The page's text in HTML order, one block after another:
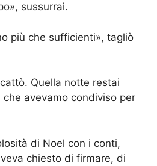
sussurrai.
più che sufficienti», tagliò
Quella notte restai
avevamo condiviso per
di Noel con i conti,
chiesto di firmare, di